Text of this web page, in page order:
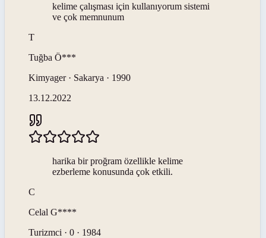
kelime çalışması için kullanıyorum sistemi
ve çok memnunum
T
Tuğba Ö***
Kimyager · Sakarya · 1990
13.12.2022
harika bir proğram özellikle kelime
ezberleme konusunda çok etkili.
C
Celal G****
Turizmci · 0 · 1984